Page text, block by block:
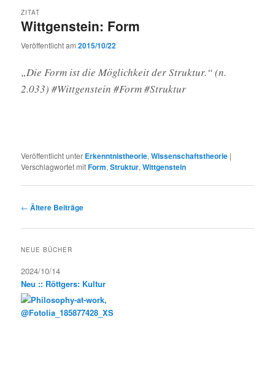
Wittgenstein: Form
ZITAT
Veröffentlicht am2015/10/22
„Die Form ist die Möglichkeit der Struktur.“ (n.
2.033) #Wittgenstein #Form #Struktur
Veröffentlicht unter Erkenntnistheorie,Wissenschaftstheorie |
Verschlagwortet mitForm,Struktur,Wittgenstein
Beitragsnavigation
← Ältere Beiträge
NEUE BÜCHER
2024/10/14
Neu :: Röttgers: Kultur